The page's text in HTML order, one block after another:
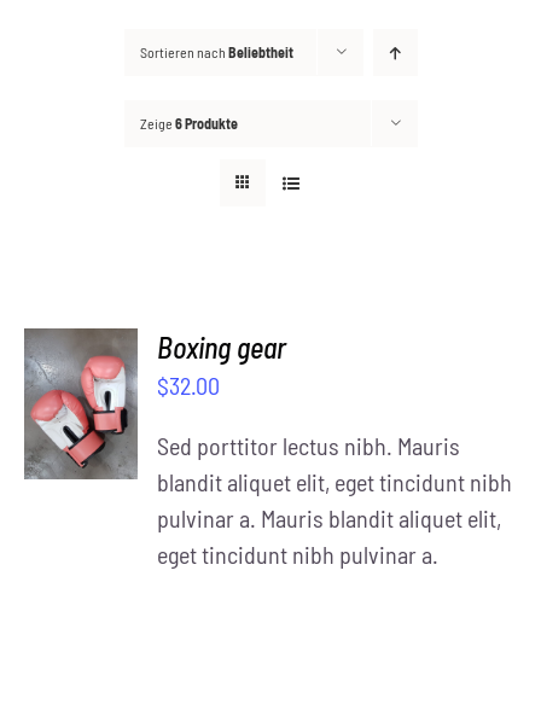
Sortieren nach Beliebtheit
Zeige 6 Produkte
SELECT
OPTIONS
/
DETAILS
Boxing gear
$32.00
Sed porttitor lectus nibh. Mauris
blandit aliquet elit, eget tincidunt nibh
pulvinar a. Mauris blandit aliquet elit,
eget tincidunt nibh pulvinar a.